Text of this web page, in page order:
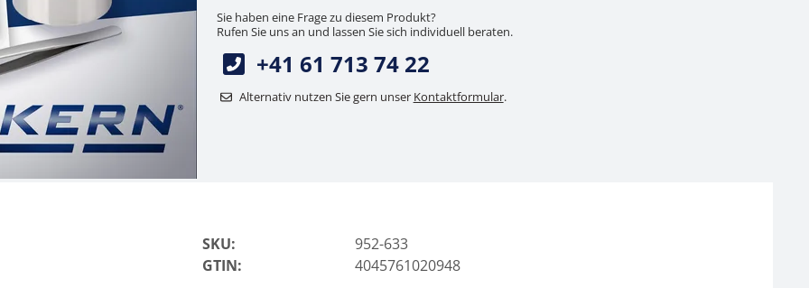
Sie haben eine Frage zu diesem Produkt?
Rufen Sie uns an und lassen Sie sich individuell beraten.
+41 61 713 74 22
Alternativ nutzen Sie gern unser Kontaktformular.
SKU:
952-633
GTIN:
4045761020948